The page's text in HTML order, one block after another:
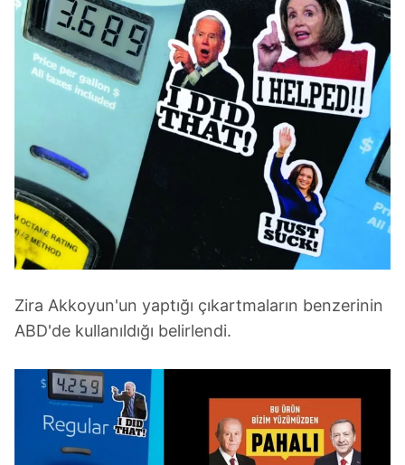
Zira Akkoyun'un yaptığı çıkartmaların benzerinin
ABD'de kullanıldığı belirlendi.